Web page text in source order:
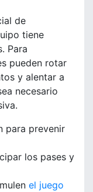
de
tiene
Para
pueden rotar
y alentar a
necesario
para prevenir
los pases y
el juego